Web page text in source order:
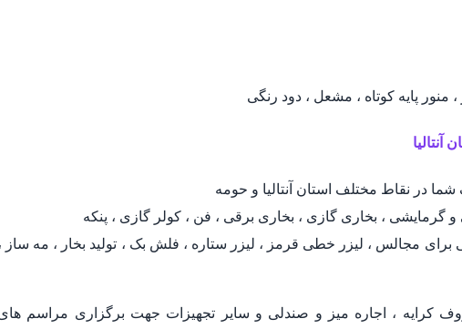
منور پایه کوتاه ، مشعل ، دود رنگی
در نقاط مختلف استان آنتالیا و حومه
گرمایشی ، بخاری گازی ، بخاری برقی ، فن ، کولر گازی ، پنکه
برای مجالس ، لیزر خطی قرمز ، لیزر ستاره ، فلش بک ، تولید بخار ، مه ساز
، اجاره میز و صندلی و سایر تجهیزات جهت برگزاری مراسم